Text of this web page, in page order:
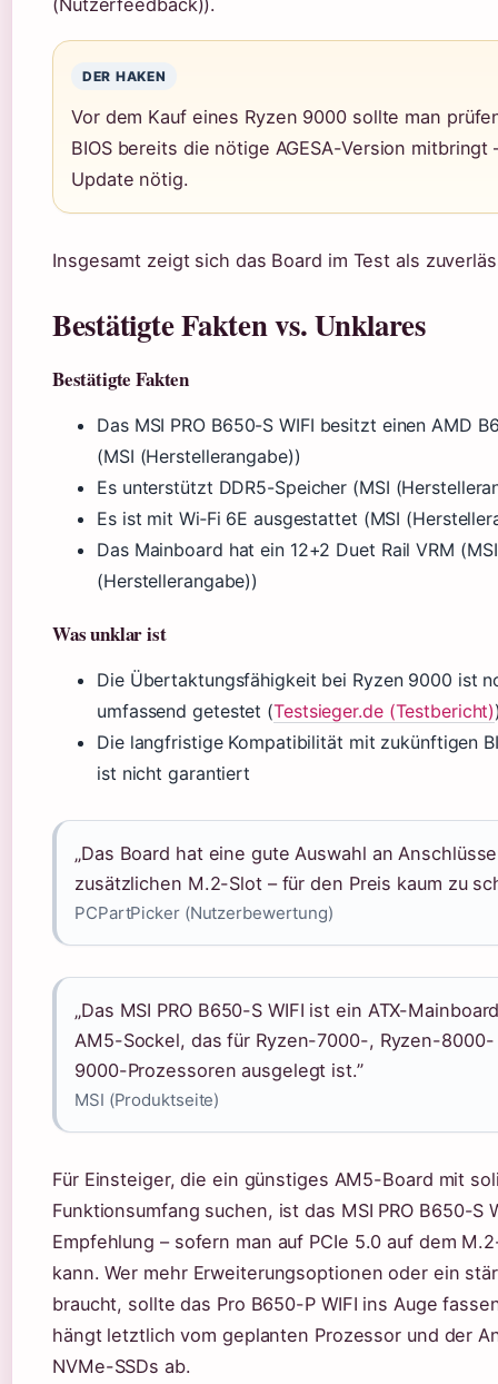
(Nutzerfeedback)).
DER HAKEN
Vor dem Kauf eines Ryzen 9000 sollte man
BIOS bereits die nötige AGESA-Version
Update nötig.
Insgesamt zeigt sich das Board im Test als
Bestätigte Fakten vs. Unklares
Bestätigte Fakten
Das MSI PRO B650-S WIFI besitzt einen AMD
(MSI (Herstellerangabe))
Es unterstützt DDR5-Speicher (MSI
Es ist mit Wi‑Fi 6E ausgestattet (MSI
Das Mainboard hat ein 12+2 Duet Rail VRM (MSI
(Herstellerangabe))
Was unklar ist
Die Übertaktungsfähigkeit bei Ryzen 9000 ist
umfassend getestet (Testsieger.de (Testbericht)
Die langfristige Kompatibilität mit zukünftigen
ist nicht garantiert
„Das Board hat eine gute Auswahl an
zusätzlichen M.2-Slot – für den Preis kaum zu
PCPartPicker (Nutzerbewertung)
„Das MSI PRO B650-S WIFI ist ein ATX-
AM5-Sockel, das für Ryzen-7000-, Ryzen-
9000-Prozessoren ausgelegt ist.”
MSI (Produktseite)
Für Einsteiger, die ein günstiges AM5-Board mit
Funktionsumfang suchen, ist das MSI PRO B650-S
Empfehlung – sofern man auf PCIe 5.0 auf dem
kann. Wer mehr Erweiterungsoptionen oder ein
braucht, sollte das Pro B650-P WIFI ins Auge
hängt letztlich vom geplanten Prozessor und der
NVMe-SSDs ab.